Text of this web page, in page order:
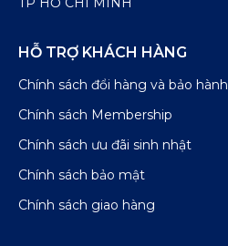
HỖ TRỢ KHÁCH HÀNG
Chính sách đổi hàng và bảo hành
Chính sách Membership
Chính sách ưu đãi sinh nhật
Chính sách bảo mật
Chính sách giao hàng